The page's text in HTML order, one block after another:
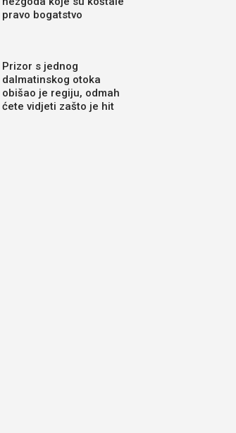
pravo bogatstvo
Prizor s jednog
dalmatinskog otoka
obišao je regiju, odmah
ćete vidjeti zašto je hit